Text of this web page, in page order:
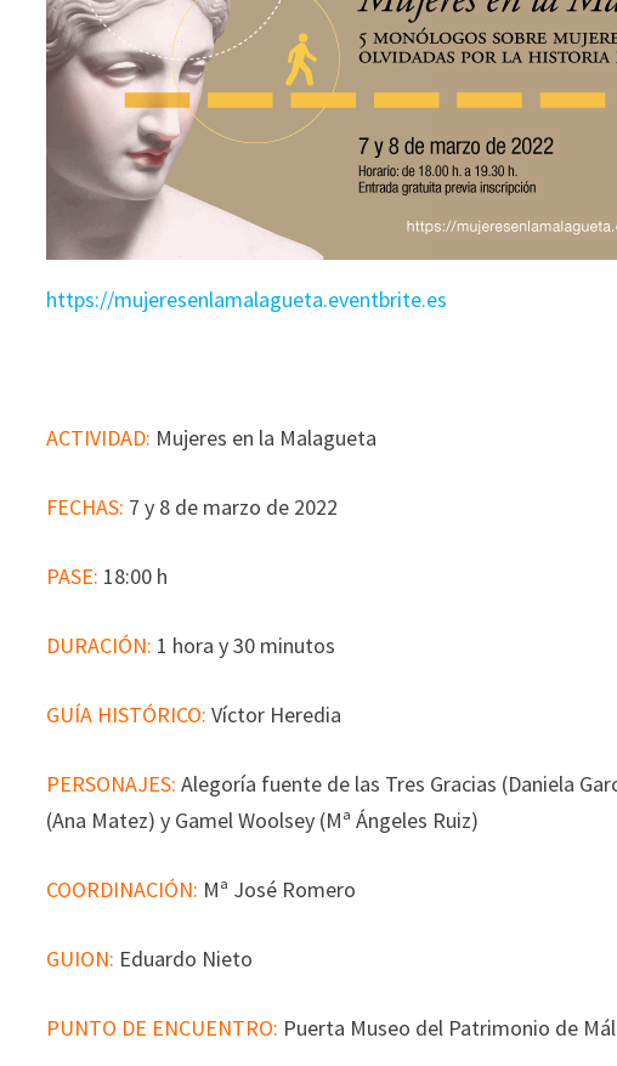
https://mujeresenlamalagueta.eventbrite.es
ACTIVIDAD: Mujeres en la Malagueta
FECHAS: 7 y 8 de marzo de 2022
PASE: 18:00 h
DURACIÓN: 1 hora y 30 minutos
GUÍA HISTÓRICO: Víctor Heredia
PERSONAJES: Alegoría fuente de las Tres Gracias (Daniela
(Ana Matez) y Gamel Woolsey (Mª Ángeles Ruiz)
COORDINACIÓN: Mª José Romero
GUION: Eduardo Nieto
PUNTO DE ENCUENTRO: Puerta Museo del Patrimonio de